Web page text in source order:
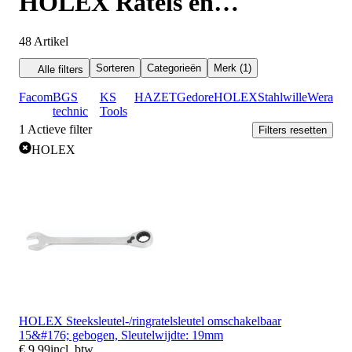
vergrendelingen
48 Artikel
Alle filters Sorteren Categorieën Merk (1)
FacomBGS
technic
KS
Tools
HAZETGedoreHOLEXStahlwilleWera
1 Actieve filter Filters resetten
HOLEX
HOLEX Steeksleutel-/ringratelsleutel omschakelbaar
15&#176; gebogen, Sleutelwijdte: 19mm
€ 9,99incl. btw